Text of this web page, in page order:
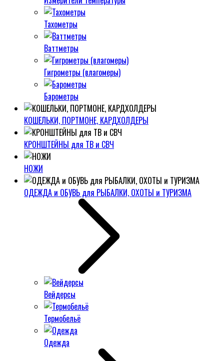
Тахометры
Ваттметры
Гигрометры (влагомеры)
Барометры
КОШЕЛЬКИ, ПОРТМОНЕ, КАРДХОЛДЕРЫ
КРОНШТЕЙНЫ для ТВ и СВЧ
НОЖИ
ОДЕЖДА и ОБУВЬ для РЫБАЛКИ, ОХОТЫ и ТУРИЗМА
Вейдерсы
Термобельё
Одежда